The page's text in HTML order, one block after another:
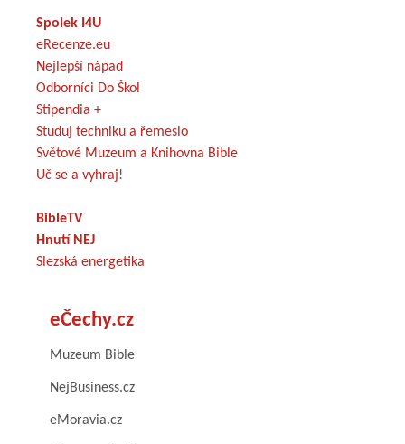
Spolek I4U
eRecenze.eu
Nejlepší nápad
Odborníci Do Škol
Stipendia +
Studuj techniku a řemeslo
Světové Muzeum a Knihovna Bible
Uč se a vyhraj!
BibleTV
Hnutí NEJ
Slezská energetika
eČechy.cz
Muzeum Bible
NejBusiness.cz
eMoravia.cz